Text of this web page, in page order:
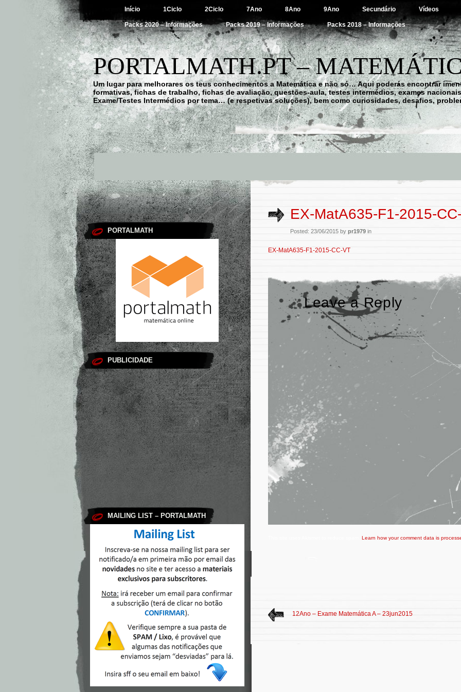
Início 1Ciclo 2Ciclo 7Ano 8Ano 9Ano Secundário Vídeos
Packs 2020 – Informações Packs 2019 – Informações Packs 2018 – Informações
PORTALMATH.PT –
Um lugar para melhorares os teus conhecimentos a Matemática e não só… Aqui poderás encontrar
formativas, fichas de trabalho, fichas de avaliação, questões-aula, testes intermédios, exames
Exame/Testes Intermédios por tema… (e respetivas soluções), bem como curiosidades, desafios,
PORTALMATH
PUBLICIDADE
MAILING LIST – PORTALMATH
EX-MatA635-F1-2015-
Posted: 23/06/2015 by pr1979 in
EX-MatA635-F1-2015-CC-VT
Leave a Reply
Learn how your comment data is
12Ano – Exame Matemática A – 23jun2015